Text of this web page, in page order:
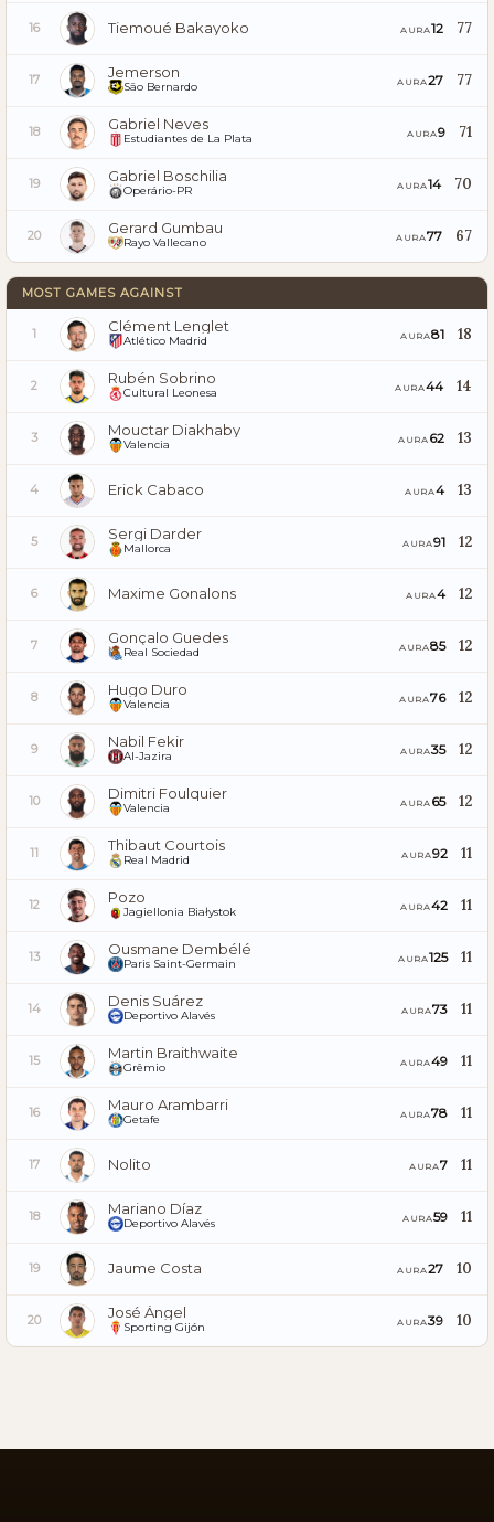
16 Tiemoué Bakayoko AURA12 77
17 Jemerson
São Bernardo AURA27 77
18 Gabriel Neves
Estudiantes de La Plata AURA9 71
19 Gabriel Boschilia
Operário-PR AURA14 70
20 Gerard Gumbau
Rayo Vallecano AURA77 67
MOST GAMES AGAINST
1 Clément Lenglet
Atlético Madrid AURA81 18
2 Rubén Sobrino
Cultural Leonesa AURA44 14
3 Mouctar Diakhaby
Valencia AURA 62 13
4 Erick Cabaco AURA4 13
5 Sergi Darder
Mallorca AURA91 12
6 Maxime Gonalons AURA4 12
7 Gonçalo Guedes
Real Sociedad AURA85 12
8 Hugo Duro
Valencia AURA76 12
9 Nabil Fekir
Al-Jazira AURA35 12
10 Dimitri Foulquier
Valencia AURA 65 12
11 Thibaut Courtois
Real Madrid AURA92 11
12 Pozo
Jagiellonia Białystok AURA42 11
13 Ousmane Dembélé
Paris Saint-Germain AURA125 11
14 Denis Suárez
Deportivo Alavés AURA73 11
15 Martin Braithwaite
Grêmio AURA49 11
16 Mauro Arambarri
Getafe AURA78 11
17 Nolito AURA7 11
18 Mariano Díaz
Deportivo Alavés AURA59 11
19 Jaume Costa AURA27 10
20 José Ángel
Sporting Gijón AURA39 10